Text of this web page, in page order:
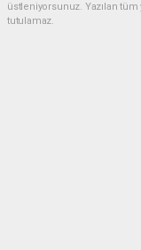
üstleniyorsunuz. Yazılan
tutulamaz.